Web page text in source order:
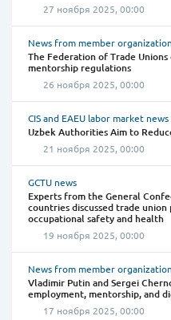
27 ноября 2025, 00:00
News from member
The Federation of Trade
mentorship regulations
26 ноября 2025, 00:00
CIS and EAEU labor market news
Uzbek Authorities Aim to
21 ноября 2025, 00:00
GCTU news
Experts from the General
countries discussed trade
occupational safety and health
19 ноября 2025, 00:00
News from member
Vladimir Putin and Sergei
employment, mentorship, and
17 ноября 2025, 00:00